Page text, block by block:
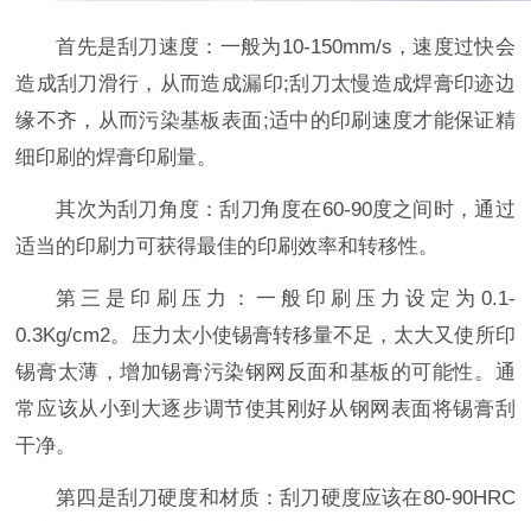
首先是刮刀速度：一般为10-150mm/s，速度过快会
造成刮刀滑行，从而造成漏印;刮刀太慢造成焊膏印迹边
缘不齐，从而污染基板表面;适中的印刷速度才能保证精
细印刷的焊膏印刷量。
其次为刮刀角度：刮刀角度在60-90度之间时，通过
适当的印刷力可获得最佳的印刷效率和转移性。
第三是印刷压力：一般印刷压力设定为0.1-
0.3Kg/cm2。压力太小使锡膏转移量不足，太大又使所印
锡膏太薄，增加锡膏污染钢网反面和基板的可能性。通
常应该从小到大逐步调节使其刚好从钢网表面将锡膏刮
干净。
第四是刮刀硬度和材质：刮刀硬度应该在80-90HRC